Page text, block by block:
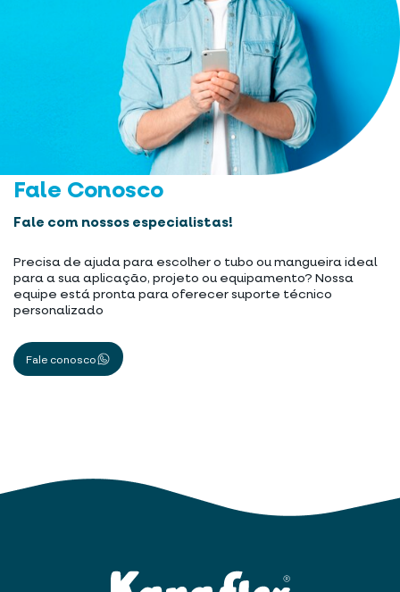
Fale Conosco
Fale com nossos especialistas!
Precisa de ajuda para escolher o tubo ou mangueira ideal
para a sua aplicação, projeto ou equipamento? Nossa
equipe está pronta para oferecer suporte técnico
personalizado
Fale conosco